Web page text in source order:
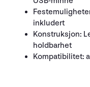
inkludert
Konstruksjon:
holdbarhet
Kompatibilitet: